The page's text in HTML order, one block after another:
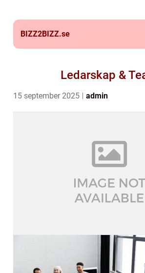
BIZZ2BIZZ.se
Ledarskap &
15 september 2025 admin